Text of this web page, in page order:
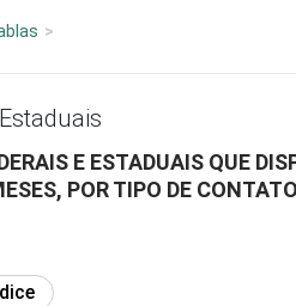
E ESTADUAIS QUE
POR TIPO DE